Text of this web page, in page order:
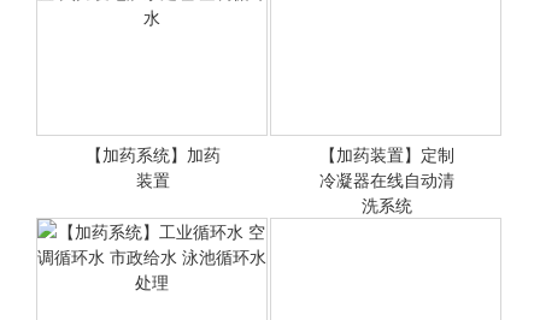
<查看详情> <查看详情>
【加药系统】消毒剂加药装
【加药系统】加药
装置
【加药装置】定制
冷凝器在线自动清
洗系统